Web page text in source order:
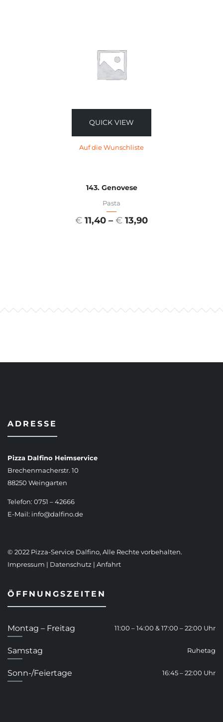
QUICK VIEW
Auf die Wunschliste
143. Genovese
Pasta
€ 11,40 – € 13,90
ADRESSE
Pizza Dalfino Heimservice
Brechenmacherstr. 10
88250 Weingarten
Telefon: 0751 – 42666
E-Mail: info@dalfino.de
© 2022 Pizza-Service Dalfino, Alle Rechte vorbehalten.
Impressum | Datenschutz | Anfahrt
ÖFFNUNGSZEITEN
Montag – Freitag 11:00 – 14:00 & 17:00 – 22:00 Uhr
Samstag Ruhetag
Sonn-/Feiertage 16:45 – 22:00 Uhr